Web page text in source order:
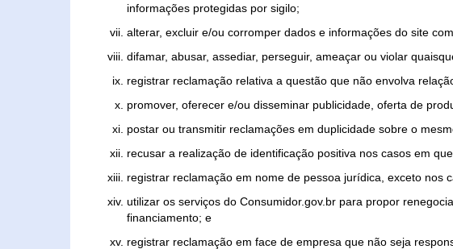
informações protegidas por sigilo;
alterar, excluir e/ou corromper dados e informações do site
difamar, abusar, assediar, perseguir, ameaçar ou violar
registrar reclamação relativa a questão que não envolva
promover, oferecer e/ou disseminar publicidade, oferta de
postar ou transmitir reclamações em duplicidade sobre o
recusar a realização de identificação positiva nos casos em
registrar reclamação em nome de pessoa jurídica, exceto nos
utilizar os serviços do Consumidor.gov.br para propor
financiamento; e
registrar reclamação em face de empresa que não seja